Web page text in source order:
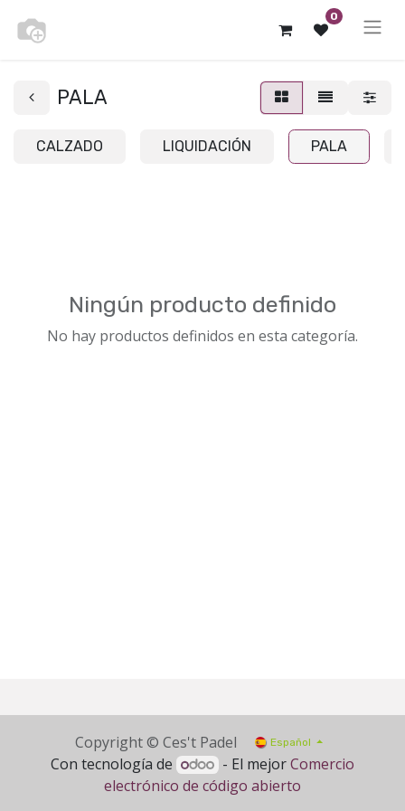
0
PALA
CALZADO LIQUIDACIÓN PALA
Ningún producto definido
No hay productos definidos en esta categoría.
Copyright © Ces't Padel Español
Con tecnología de - El mejorComercio
electrónico de código abierto